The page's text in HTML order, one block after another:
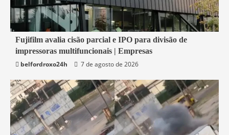
2 min read
Economia
Fujifilm avalia cisão parcial e IPO para divisão de
impressoras multifuncionais | Empresas
belfordroxo24h
7 de agosto de 2026